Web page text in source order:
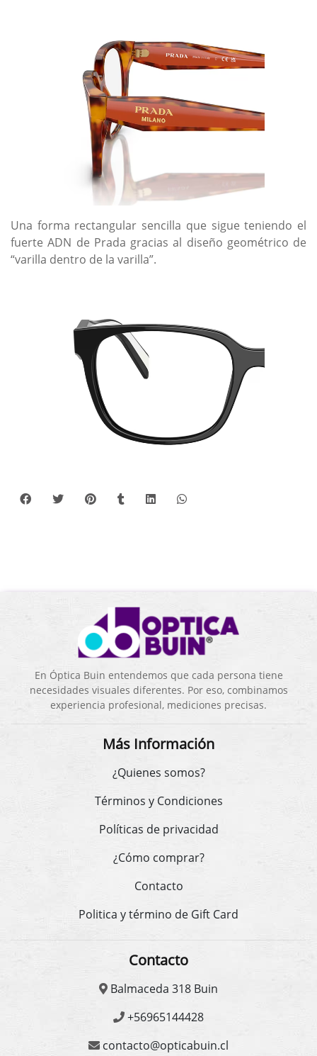
Una forma rectangular sencilla que sigue teniendo el
fuerte ADN de Prada gracias al diseño geométrico de
“varilla dentro de la varilla”.
En Óptica Buin entendemos que cada persona tiene
necesidades visuales diferentes. Por eso, combinamos
experiencia profesional, mediciones precisas.
Más Información
¿Quienes somos?
Términos y Condiciones
Políticas de privacidad
¿Cómo comprar?
Contacto
Politica y término de Gift Card
Contacto
Balmaceda 318 Buin
+56965144428
contacto@opticabuin.cl